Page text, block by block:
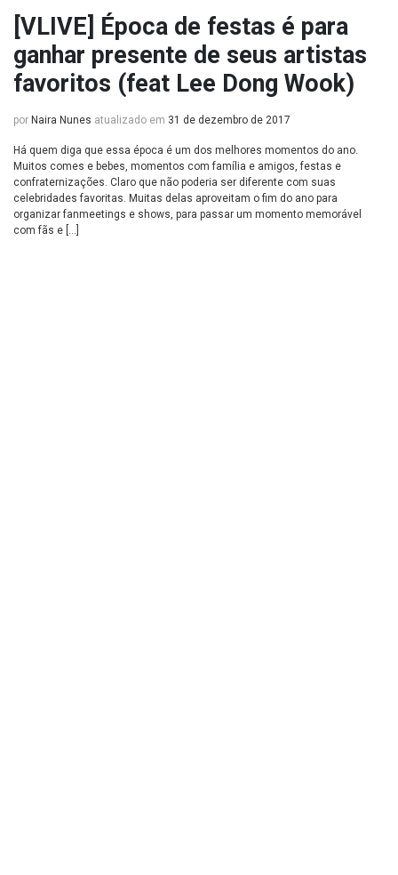
[VLIVE] Época de festas é para
ganhar presente de seus artistas
favoritos (feat Lee Dong Wook)
por Naira Nunes atualizado em 31 de dezembro de 2017
Há quem diga que essa época é um dos melhores momentos do ano.
Muitos comes e bebes, momentos com família e amigos, festas e
confraternizações. Claro que não poderia ser diferente com suas
celebridades favoritas. Muitas delas aproveitam o fim do ano para
organizar fanmeetings e shows, para passar um momento memorável
com fãs e […]